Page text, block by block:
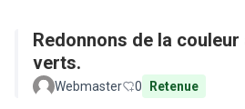
Redonnons de la couleur
verts.
Webmaster 0 Retenue